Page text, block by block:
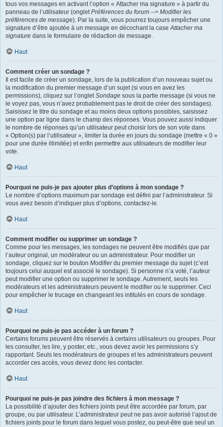
tous vos messages en activant l’option « Attacher ma signature » à partir du
panneau de l’utilisateur (ongletPréférences du forum --> Modifier les
préférences de message). Par la suite, vous pourrez toujours empêcher une
signature d’être ajoutée à un message en décochant la caseAttacher ma
signature dans le formulaire de rédaction de message.
Haut
Comment créer un sondage ?
Il est facile de créer un sondage, lors de la publication d’un nouveau sujet ou
la modification du premier message d’un sujet (si vous en avez les
permissions), cliquez sur l’ongletSondage sous la partie message (si vous ne
le voyez pas, vous n’avez probablement pas le droit de créer des sondages).
Saisissez le titre du sondage et au moins deux options possibles, saisissez
une option par ligne dans le champ des réponses. Vous pouvez aussi indiquer
le nombre de réponses qu’un utilisateur peut choisir lors de son vote dans
« Option(s) par l’utilisateur », limiter la durée en jours du sondage (mettre « 0 »
pour une durée illimitée) et enfin permettre aux utilisateurs de modifier leur
vote.
Haut
Pourquoi ne puis-je pas ajouter plus d’options à mon sondage ?
Le nombre d’options maximum par sondage est défini par l’administrateur. Si
vous avez besoin d’indiquer plus d’options, contactez-le.
Haut
Comment modifier ou supprimer un sondage ?
Comme pour les messages, les sondages ne peuvent être modifiés que par
l’auteur original, un modérateur ou un administrateur. Pour modifier un
sondage, cliquez sur le bouton Modifierdu premier message du sujet (c’est
toujours celui auquel est associé le sondage). Si personne n’a voté, l’auteur
peut modifier une option ou supprimer le sondage. Autrement, seuls les
modérateurs et les administrateurs peuvent le modifier ou le supprimer. Ceci
pour empêcher le trucage en changeant les intitulés en cours de sondage.
Haut
Pourquoi ne puis-je pas accéder à un forum ?
Certains forums peuvent être réservés à certains utilisateurs ou groupes. Pour
les consulter, les lire, y poster, etc., vous devez avoir les permissions s’y
rapportant. Seuls les modérateurs de groupes et les administrateurs peuvent
accorder ces accès, vous devez donc les contacter.
Haut
Pourquoi ne puis-je pas joindre des fichiers à mon message ?
La possibilité d’ajouter des fichiers joints peut être accordée par forum, par
groupe, ou par utilisateur. L’administrateur peut ne pas avoir autorisé l’ajout de
fichiers joints pour le forum dans lequel vous postez, ou peut-être que seul un